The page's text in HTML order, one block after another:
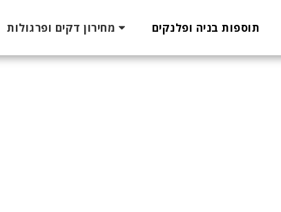
מחירון דקים ופרגולות תוספות בניה ופלנקים